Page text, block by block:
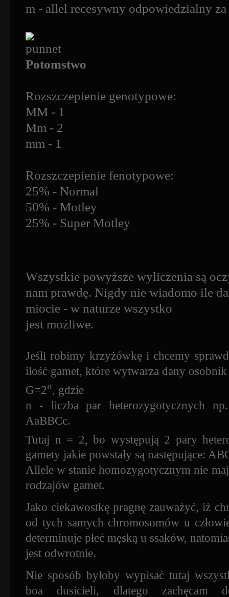
m - allel recesywny odpowiedzialny
Potomstwo
Rozszczepienie genotypowe:
MM - 1
Mm - 2
mm - 1
Rozszczepienie fenotypowe:
25% - Normal
50% - Motley
25% - Super Motley
Wszystkie powyższe wyliczenia są
nam prawdę. Nigdy nie wiadomo ile
miocie - w naturze wszystko
jest możliwe.
Jeśli robimy krzyżówkę i chcemy
ilość gamet, które wytwarza dany
G=2n, gdzie
n - liczba par heterozygotycznych
AaBBCc.
Tutaj n = 2, bo występują 2 pary
gamety jakie powstały są następujące:
Allele w stanie homozygotycznym nie
rodzajów gamet.
Jako ciekawostkę pragnę zauważyć, iż
od tych samych chromosomów u
determinuje płeć męską u ssaków,
jest odwrotnie.
Nie sposób byłoby wypisać tutaj
boa dusicieli, dlatego zachęcam